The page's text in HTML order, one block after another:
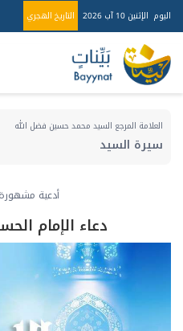
اليوم الإثنين 10 آب 2026 التاريخ الهجري
العلامة المرجع السيد محمد حسين فضل الله
سيرة السيد
أدعية مشهورة
دعاء الإمام